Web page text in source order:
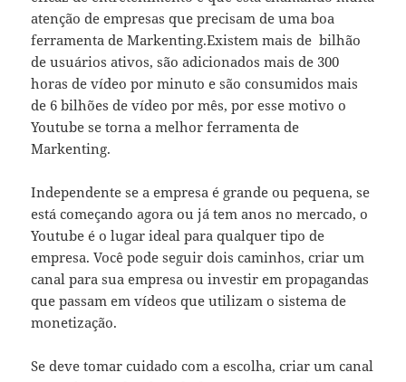
atenção de empresas que precisam de uma boa
ferramenta de Markenting.Existem mais de bilhão
de usuários ativos, são adicionados mais de 300
horas de vídeo por minuto e são consumidos mais
de 6 bilhões de vídeo por mês, por esse motivo o
Youtube se torna a melhor ferramenta de
Markenting.
Independente se a empresa é grande ou pequena, se
está começando agora ou já tem anos no mercado, o
Youtube é o lugar ideal para qualquer tipo de
empresa. Você pode seguir dois caminhos, criar um
canal para sua empresa ou investir em propagandas
que passam em vídeos que utilizam o sistema de
monetização.
Se deve tomar cuidado com a escolha, criar um canal